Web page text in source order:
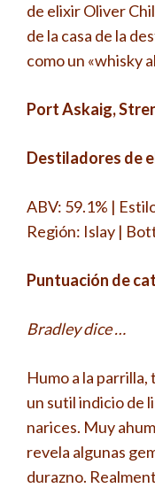
de elixir Oliver
de la casa de la
como un «whisky
Port Askaig,
Destiladores de
ABV: 59.1% |
Región: Islay |
Puntuación de
Bradley dice …
Humo a la parrilla,
un sutil indicio de
narices. Muy
revela algunas
durazno.